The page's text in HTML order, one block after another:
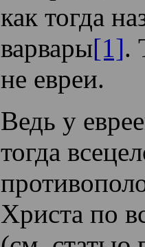
как тогда
варвары[1].
не евреи.
Ведь у
тогда
Христа по